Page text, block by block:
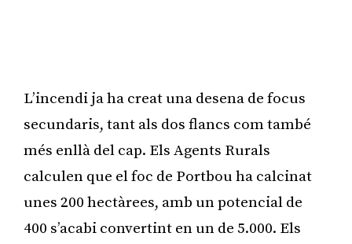
L’incendi ja ha creat una desena de focus
secundaris, tant als dos flancs com també
més enllà del cap. Els Agents Rurals
calculen que el foc de Portbou ha calcinat
unes 200 hectàrees, amb un potencial de
400 s’acabi convertint en un de 5.000. Els